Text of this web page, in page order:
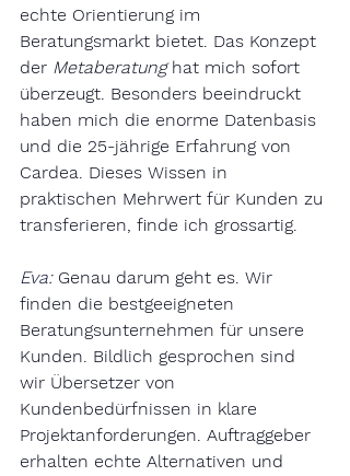
echte Orientierung im
Beratungsmarkt bietet. Das Konzept
der Metaberatung hat mich sofort
überzeugt. Besonders beeindruckt
haben mich die enorme Datenbasis
und die 25-jährige Erfahrung von
Cardea. Dieses Wissen in
praktischen Mehrwert für Kunden zu
transferieren, finde ich grossartig.
Eva: Genau darum geht es. Wir
finden die bestgeeigneten
Beratungsunternehmen für unsere
Kunden. Bildlich gesprochen sind
wir Übersetzer von
Kundenbedürfnissen in klare
Projektanforderungen. Auftraggeber
erhalten echte Alternativen und